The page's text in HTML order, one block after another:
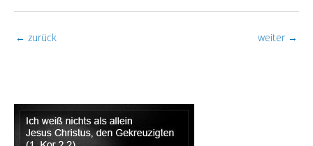
← zurück weiter →